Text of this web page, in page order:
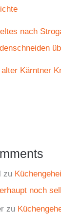
nach
Kärntner
zu
noch
zu